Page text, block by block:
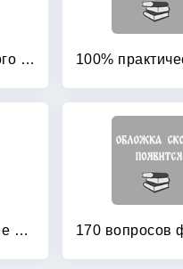
100% практического бюджетирования: Книга 4: Финансовая структура компании
13 банков, которые правят миром